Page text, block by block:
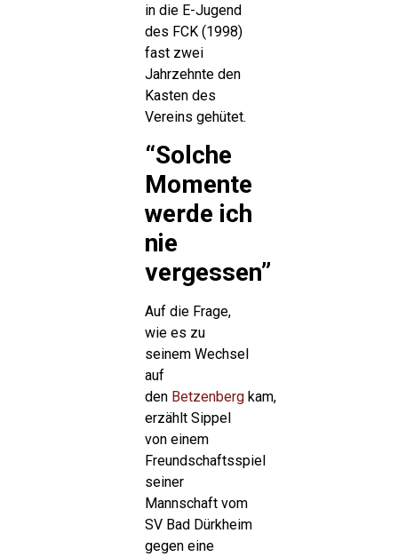
in die E-Jugend
des FCK (1998)
fast zwei
Jahrzehnte den
Kasten des
Vereins gehütet.
“Solche
Momente
werde ich
nie
vergessen”
Auf die Frage,
wie es zu
seinem Wechsel
auf
den Betzenbergkam,
erzählt Sippel
von einem
Freundschaftsspiel
seiner
Mannschaft vom
SV Bad Dürkheim
gegen eine